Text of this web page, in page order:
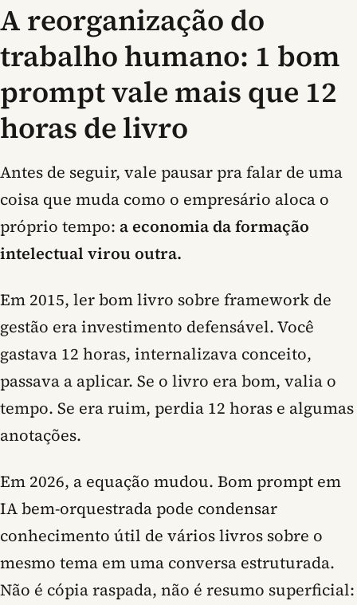
A reorganização do
trabalho humano: 1 bom
prompt vale mais que 12
horas de livro
Antes de seguir, vale pausar pra falar de uma
coisa que muda como o empresário aloca o
próprio tempo: a economia da formação
intelectual virou outra.
Em 2015, ler bom livro sobre framework de
gestão era investimento defensável. Você
gastava 12 horas, internalizava conceito,
passava a aplicar. Se o livro era bom, valia o
tempo. Se era ruim, perdia 12 horas e algumas
anotações.
Em 2026, a equação mudou. Bom prompt em
IA bem-orquestrada pode condensar
conhecimento útil de vários livros sobre o
mesmo tema em uma conversa estruturada.
Não é cópia raspada, não é resumo superficial: